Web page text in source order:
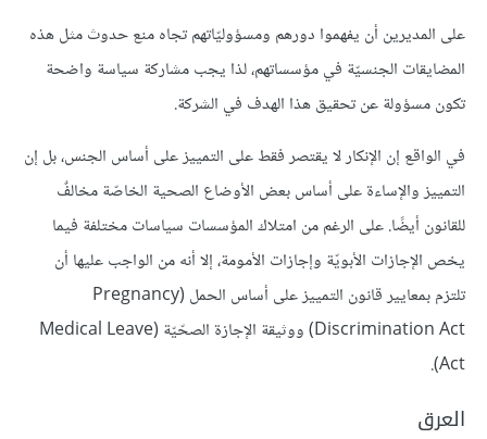
على المديرين أن يفهموا دورهم ومسؤوليّاتهم تجاه منع حدوث مثل هذه
المضايقات الجنسيّة في مؤسساتهم، لذا يجب مشاركة سياسة واضحة
تكون مسؤولة عن تحقيق هذا الهدف في الشركة.
في الواقع إن الإنكار لا يقتصر فقط على التمييز على أساس الجنس، بل إن
التمييز والإساءة على أساس بعض الأوضاع الصحية الخاصّة مخالفٌ
للقانون أيضًا. على الرغم من امتلاك المؤسسات سياسات مختلفة فيما
يخص الإجازات الأبويّة وإجازات الأمومة، إلا أنه من الواجب عليها أن
تلتزم بمعايير قانون التمييز على أساس الحمل (Pregnancy
Discrimination Act) ووثيقة الإجازة الصحّيّة (Medical Leave
Act).
العرق